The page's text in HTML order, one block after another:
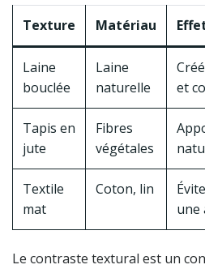
Texture Matériau
Laine
bouclée
Laine
naturelle
et
Tapis en
jute
Fibres
végétales
Textile
mat
Coton, lin
une
Le contraste textural est un